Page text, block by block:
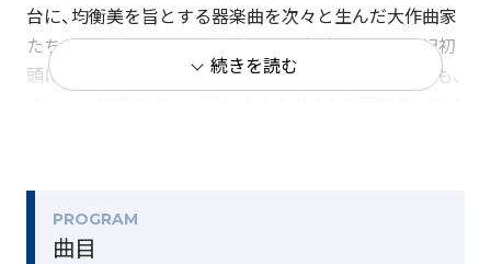
台に、均衡美を旨とする器楽曲を次々と生んだ大作曲家
たち。だが「ウィーン古典派」という概念自体、20世紀初
頭に確立されたものにすぎない。本日演奏される3曲も、
（小宮正安）
続きを読む
PROGRAM
曲目